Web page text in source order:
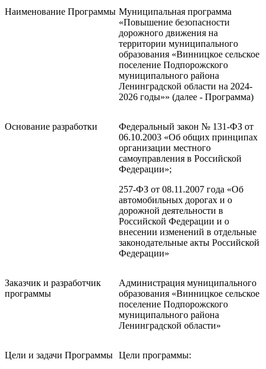
Наименование Программы Муниципальная программа
«Повышение безопасности
дорожного движения на
территории муниципального
образования «Винницкое сельское
поселение Подпорожского
муниципального района
Ленинградской области на 2024-
2026 годы»» (далее - Программа)
Основание разработки
Федеральный закон № 131-ФЗ от
06.10.2003 «Об общих принципах
организации местного
самоуправления в Российской
Федерации»;
257-ФЗ от 08.11.2007 года «Об
автомобильных дорогах и о
дорожной деятельности в
Российской Федерации и о
внесении изменений в отдельные
законодательные акты Российской
Федерации»
Заказчик и разработчик
программы
Администрация муниципального
образования «Винницкое сельское
поселение Подпорожского
муниципального района
Ленинградской области»
Цели и задачи Программы Цели программы: